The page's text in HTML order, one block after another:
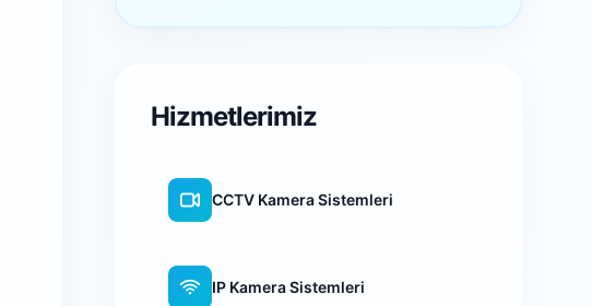
Hizmetlerimiz
CCTV Kamera Sistemleri
IP Kamera Sistemleri